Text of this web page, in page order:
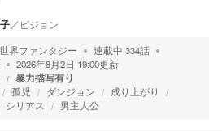
／ ピジョン
界ファンタジー 連載中 334話
2026年8月2日 19:00更新
暴力描写有り
孤児 ダンジョン
成り上がり
シリアス 男主人公